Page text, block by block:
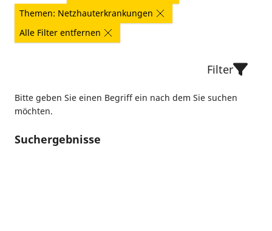
Themen: Netzhauterkrankungen
Alle Filter entfernen
Filter
Bitte geben Sie einen Begriff ein nach dem Sie suchen
möchten.
Suchergebnisse